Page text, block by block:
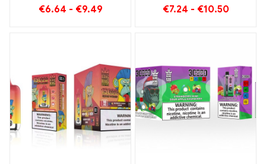
Blueberry Watermelon
€6.64 - €9.49 €7.24 - €10.50